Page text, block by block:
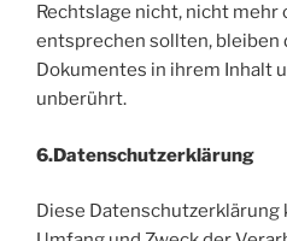
Rechtslage nicht, nicht
entsprechen sollten, bleiben
Dokumentes in ihrem Inhalt
unberührt.
6.Datenschutzerklärung
Diese Datenschutzerklärung